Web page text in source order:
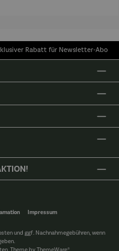
Rabatt für Newsletter-Abo
Impressum
und ggf. Nachnahmegebühren, wenn